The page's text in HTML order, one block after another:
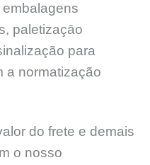
paletizaçāo
para
a normatização
do frete e demais
o nosso